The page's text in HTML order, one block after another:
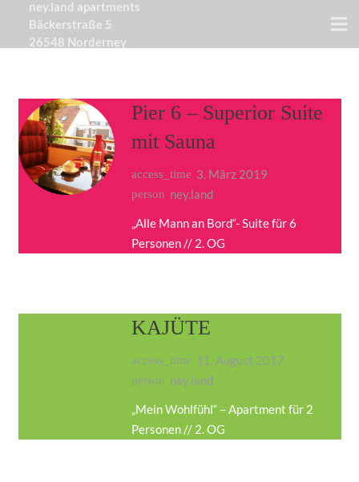
ney.land apartments
Bäckerstraße 5
26548 Norderney
Pier 6 – Superior Suite
mit Sauna
access_time 3. März 2019
person ney.land
„Alle Mann an Bord“- Suite für 6
Personen // 2. OG
KAJÜTE
access_time 11. August 2017
person ney.land
„Mein Wohlfühl“ – Apartment für 2
Personen // 2. OG